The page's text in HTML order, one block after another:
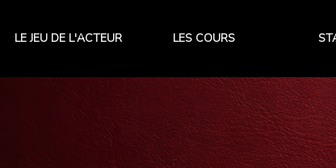
LE JEU DE L'ACTEUR LES COURS